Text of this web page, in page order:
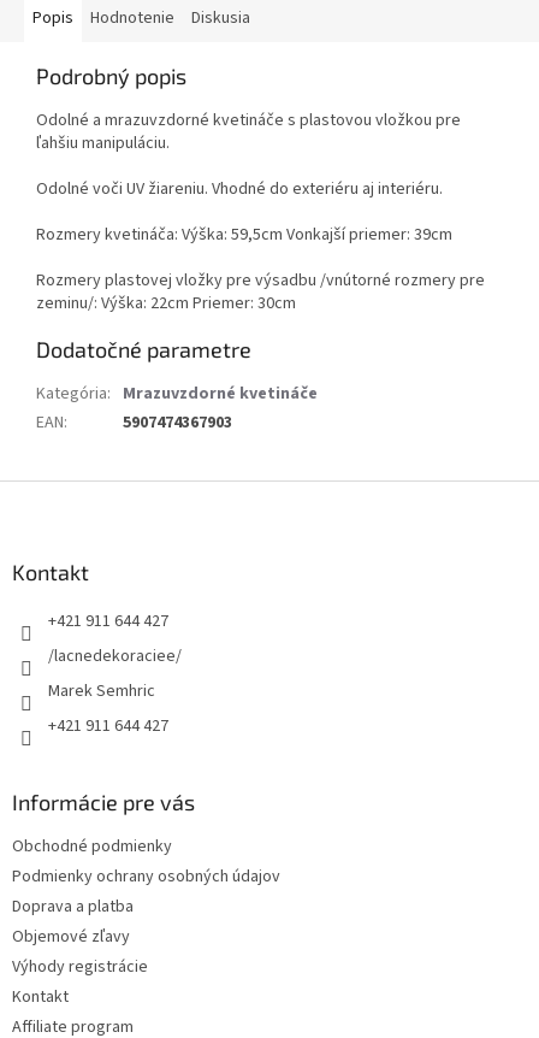
Popis Hodnotenie Diskusia
Podrobný popis
Odolné a mrazuvzdorné kvetináče s plastovou vložkou pre
ľahšiu manipuláciu.
Odolné voči UV žiareniu. Vhodné do exteriéru aj interiéru.
Rozmery kvetináča: Výška: 59,5cm Vonkajší priemer: 39cm
Rozmery plastovej vložky pre výsadbu /vnútorné rozmery pre
zeminu/: Výška: 22cm Priemer: 30cm
Dodatočné parametre
Kategória: Mrazuvzdorné kvetináče
EAN: 5907474367903
Kontakt
+421 911 644 427
/lacnedekoraciee/
Marek Semhric
+421 911 644 427
Informácie pre vás
Obchodné podmienky
Podmienky ochrany osobných údajov
Doprava a platba
Objemové zľavy
Výhody registrácie
Kontakt
Affiliate program